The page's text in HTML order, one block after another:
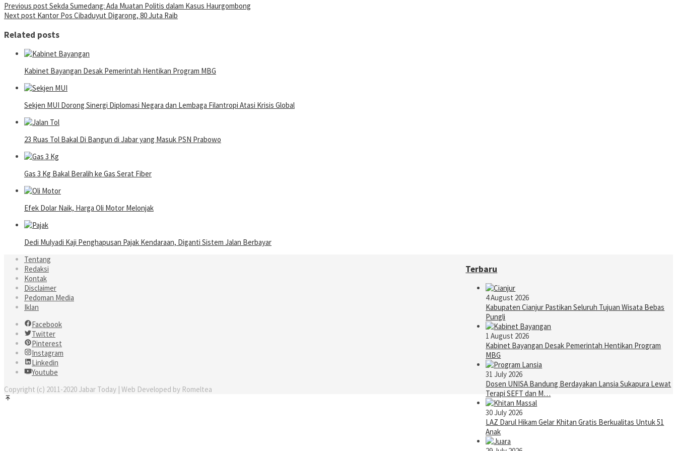
Post
navigation
Previous post Sekda Sumedang: Ada Muatan Politis dalam Kasus Haurgombong
Next post Kantor Pos Cibaduyut Digarong, 80 Juta Raib
Related posts
Kabinet Bayangan Desak Pemerintah Hentikan Program MBG
Sekjen MUI Dorong Sinergi Diplomasi Negara dan Lembaga Filantropi Atasi Krisis Global
23 Ruas Tol Bakal Di Bangun di Jabar yang Masuk PSN Prabowo
Gas 3 Kg Bakal Beralih ke Gas Serat Fiber
Efek Dolar Naik, Harga Oli Motor Melonjak
Dedi Mulyadi Kaji Penghapusan Pajak Kendaraan, Diganti Sistem Jalan Berbayar
Terbaru
4 August 2026
Kabupaten Cianjur Pastikan Seluruh Tujuan Wisata Bebas
Pungli
1 August 2026
Kabinet Bayangan Desak Pemerintah Hentikan Program
MBG
31 July 2026
Dosen UNISA Bandung Berdayakan Lansia Sukapura Lewat
Terapi SEFT dan M…
30 July 2026
LAZ Darul Hikam Gelar Khitan Gratis Berkualitas Untuk 51
Anak
Tentang
Redaksi
Kontak
Disclaimer
Pedoman Media
Iklan
Facebook
Twitter
Pinterest
Instagram
Linkedin
Youtube
Copyright (c) 2011-2020 Jabar Today | Web Developed by Romeltea